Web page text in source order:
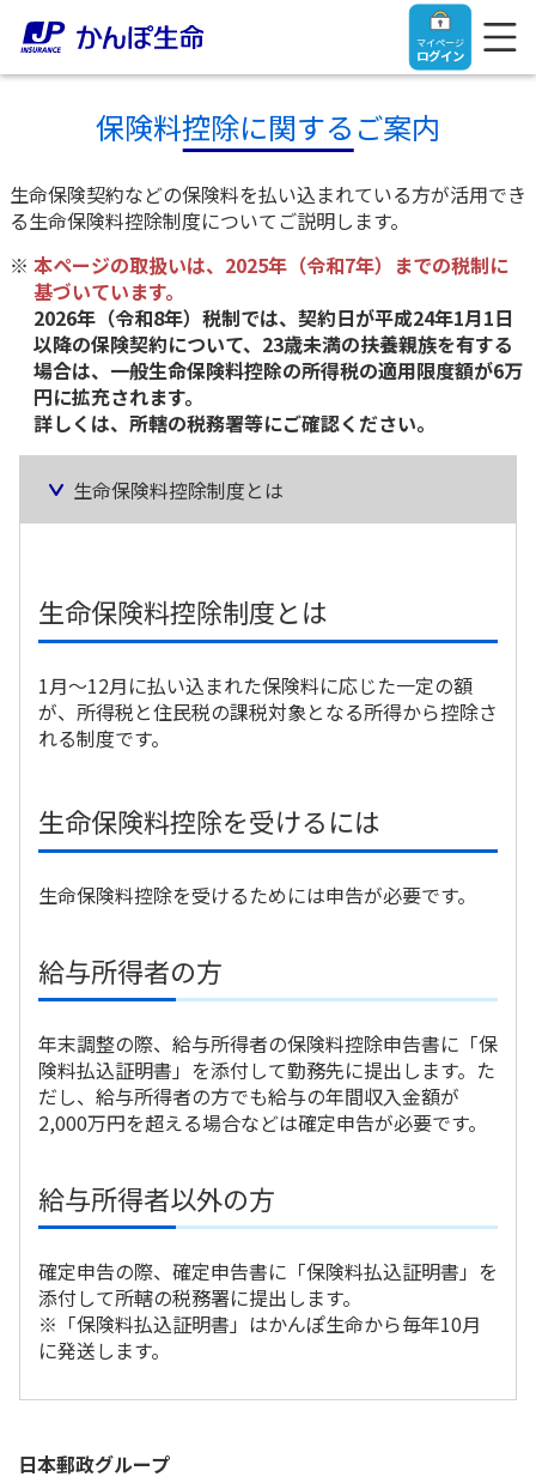
マイページ
ログイン
トップ
ご契約者さま
ご契約者さま
マイページログイン
入院保険金・手術保険金のご請求
お手続き一覧
きっかけ・できごとから探す
マイページでできること
新規登録
ご契約内容の確認
お客さまに関する情報等の確認の取り組み
各種サービス・お知らせ
かんぽプラチナライフサービス
お問い合わせ
保険をご検討中のお客さま
保険をご検討中のお客さま
養老保険
学資保険
長寿支援保険
資料請求
保険の探し方のポイント
保険かんたん診断
これからのライフイベントでかかる費用とは？
ご契約手続きの流れ
保険料のお払込方法
保険用語集
お問い合わせ
法人のお客さま
【まずはご相談ください】企業経営でお悩みの方はこ
ちら
法人のお客さま向け商品一覧
目的から探す
お役立ち情報
かんぽ生命の団体取扱い
お問い合わせ先
お役立ち情報
かんぽのLifeサポートナビ
医療
子育て
健康情報
すこやか健康ラボ
かんぽ生命について
経営理念・経営戦略
財務情報
日本郵政グループとしての取り組み
CM・オウンドメディア／ソーシャルメディア
かんぽブランド
かんぽ生命のサステナビリティ
よくあるご質問
お問い合わせ
保険料控除に関するご案内
生命保険契約などの保険料を払い込まれている方が活用でき
る生命保険料控除制度についてご説明します。
本ページの取扱いは、2025年（令和7年）までの税制に
基づいています。
2026年（令和8年）税制では、契約日が平成24年1月1日
以降の保険契約について、23歳未満の扶養親族を有する
場合は、一般生命保険料控除の所得税の適用限度額が6万
円に拡充されます。
詳しくは、所轄の税務署等にご確認ください。
生命保険料控除制度とは
生命保険料控除制度とは
1月～12月に払い込まれた保険料に応じた一定の額
が、所得税と住民税の課税対象となる所得から控除さ
れる制度です。
生命保険料控除を受けるには
生命保険料控除を受けるためには申告が必要です。
給与所得者の方
年末調整の際、給与所得者の保険料控除申告書に「保
険料払込証明書」を添付して勤務先に提出します。た
だし、給与所得者の方でも給与の年間収入金額が
2,000万円を超える場合などは確定申告が必要です。
給与所得者以外の方
確定申告の際、確定申告書に「保険料払込証明書」を
添付して所轄の税務署に提出します。
※「保険料払込証明書」はかんぽ生命から毎年10月
に発送します。
日本郵政グループ